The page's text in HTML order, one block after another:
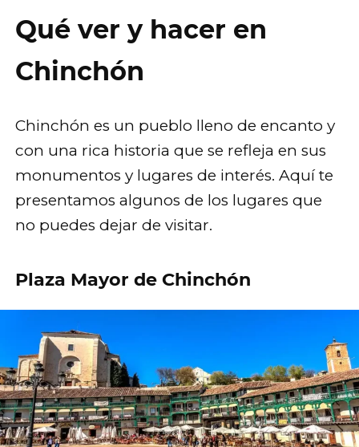
Qué ver y hacer en
Chinchón
Chinchón es un pueblo lleno de encanto y
con una rica historia que se refleja en sus
monumentos y lugares de interés. Aquí te
presentamos algunos de los lugares que
no puedes dejar de visitar.
Plaza Mayor de Chinchón